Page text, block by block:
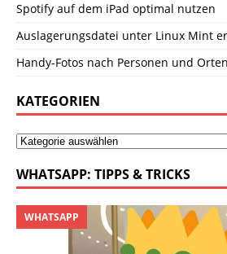
Spotify auf dem iPad optimal nutzen
Auslagerungsdatei unter Linux Mint
Handy-Fotos nach Personen und
KATEGORIEN
WHATSAPP: TIPPS & TRICKS
WHATSAPP